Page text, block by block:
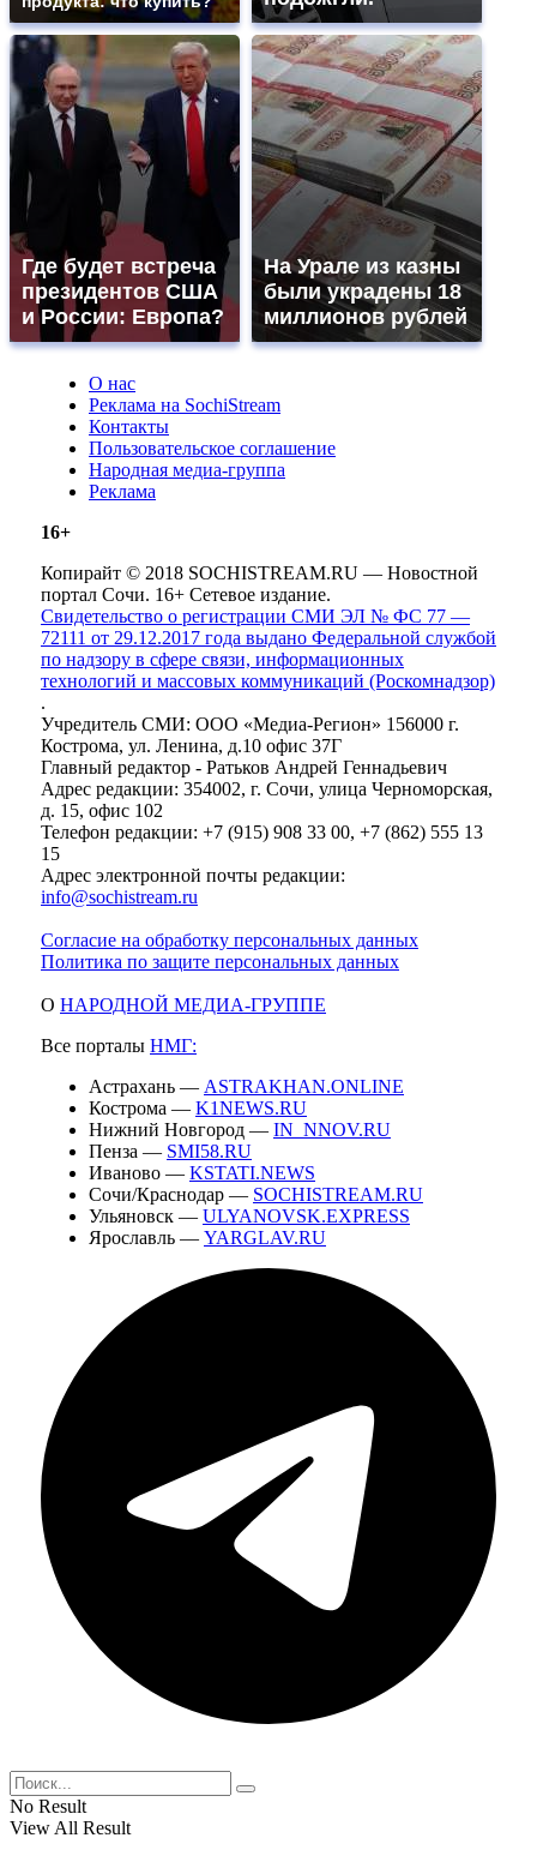
Где будет встреча
президентов США
и России: Европа?
На Урале из казны
были украдены 18
миллионов рублей
О нас
Реклама на SochiStream
Контакты
Пользовательское соглашение
Народная медиа-группа
Реклама
16+
Копирайт © 2018 SOCHISTREAM.RU — Новостной
портал Сочи. 16+ Сетевое издание.
Свидетельство о регистрации СМИ ЭЛ № ФС 77 —
72111 от 29.12.2017 года выдано Федеральной службой
по надзору в сфере связи, информационных
технологий и массовых коммуникаций (Роскомнадзор)
.
Учредитель СМИ: ООО «Медиа-Регион» 156000 г.
Кострома, ул. Ленина, д.10 офис 37Г
Главный редактор - Ратьков Андрей Геннадьевич
Адрес редакции: 354002, г. Сочи, улица Черноморская,
д. 15, офис 102
Телефон редакции: +7 (915) 908 33 00, +7 (862) 555 13
15
Адрес электронной почты редакции:
info@sochistream.ru
Согласие на обработку персональных данных
Политика по защите персональных данных
О НАРОДНОЙ МЕДИА-ГРУППЕ
Все порталы НМГ:
Астрахань — ASTRAKHAN.ONLINE
Кострома — K1NEWS.RU
Нижний Новгород — IN_NNOV.RU
Пенза — SMI58.RU
Иваново — KSTATI.NEWS
Сочи/Краснодар — SOCHISTREAM.RU
Ульяновск — ULYANOVSK.EXPRESS
Ярославль — YARGLAV.RU
No Result
View All Result